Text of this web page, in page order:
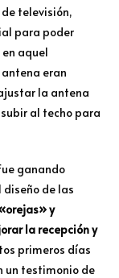
televisión,
para poder
aquel
eran
la antena
al techo para
ganando
de las
y
la recepción y
primeros días
un testimonio de